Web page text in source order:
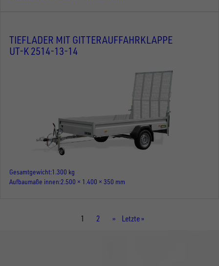
TIEFLADER MIT GITTERAUFFAHRKLAPPE
UT-K 2514-13-14
Gesamtgewicht 1.300 kg
Aufbaumaße innen 2.500 × 1.400 × 350 mm
Aktuelle
1 Seite
2
Nächste
››
Letzte
Letzte »